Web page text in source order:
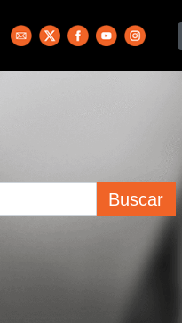
Buscar